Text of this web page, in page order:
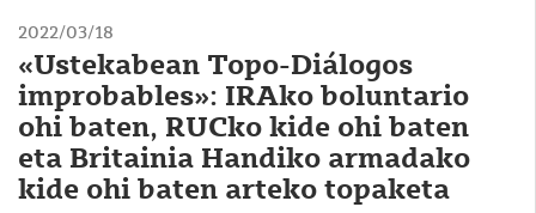
2022/03/18
«Ustekabean Topo-Diálogos
improbables»: IRAko boluntario
ohi baten, RUCko kide ohi baten
eta Britainia Handiko armadako
kide ohi baten arteko topaketa